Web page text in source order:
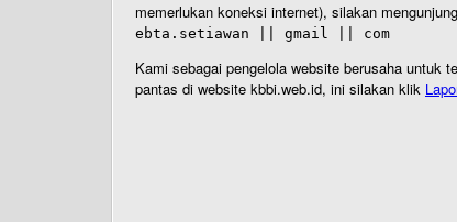
memerlukan koneksi internet), silakan
ebta.setiawan || gmail || com
Kami sebagai pengelola website berusaha untuk
pantas di website kbbi.web.id, ini silakan klik